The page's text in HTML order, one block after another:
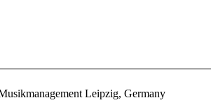
Leipzig, Germany